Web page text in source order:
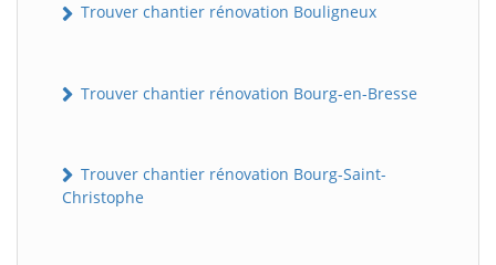
Trouver chantier rénovation Bouligneux
Trouver chantier rénovation Bourg-en-Bresse
Trouver chantier rénovation Bourg-Saint-
Christophe